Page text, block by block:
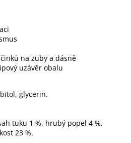
na zuby a dásně
uzávěr obalu
glycerin.
tuku 1 %, hrubý popel 4 %,
23 %.